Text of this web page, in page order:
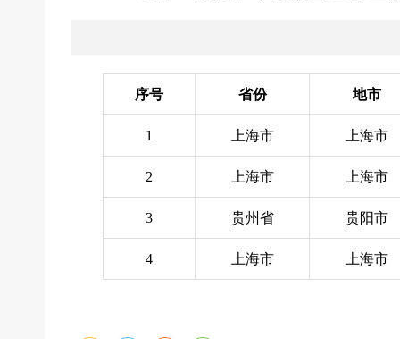
序号 省份 地市
1 上海市 上海市
2 上海市 上海市
3 贵州省 贵阳市
4 上海市 上海市